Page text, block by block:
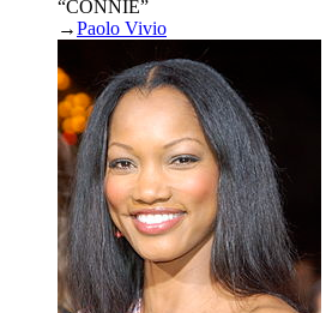
“CONNIE”
→Paolo Vivio